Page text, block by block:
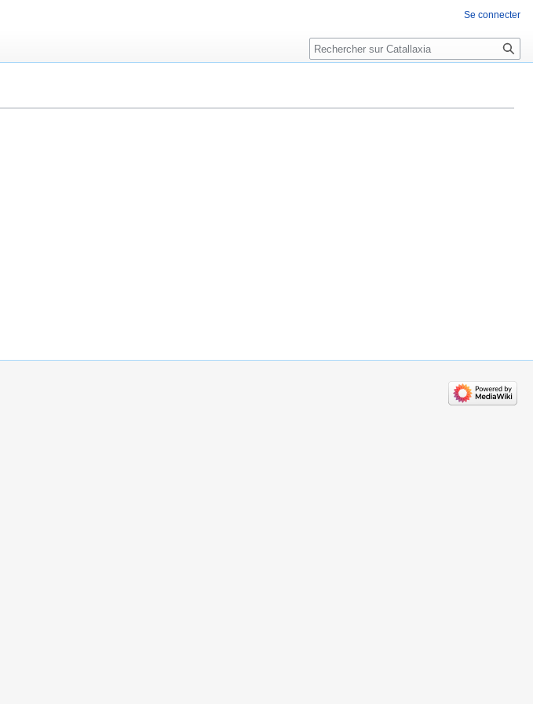
Se connecter
Rechercher